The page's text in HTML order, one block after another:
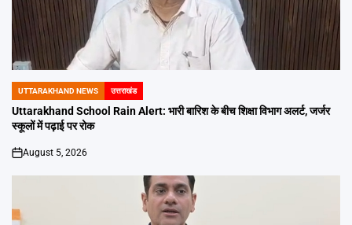
POSTED
IN
UTTARAKHAND NEWS उत्तराखंड
Uttarakhand School Rain Alert: भारी बारिश के बीच शिक्षा विभाग अलर्ट, जर्जर
स्कूलों में पढ़ाई पर रोक
on
August 5, 2026